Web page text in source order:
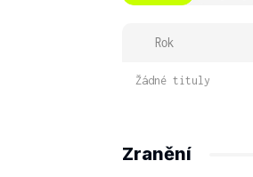
Rok
Žádné tituly
Zranění